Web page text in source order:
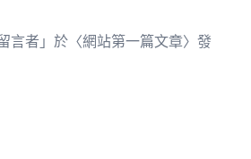
言者 」於〈網站第一篇文章〉發